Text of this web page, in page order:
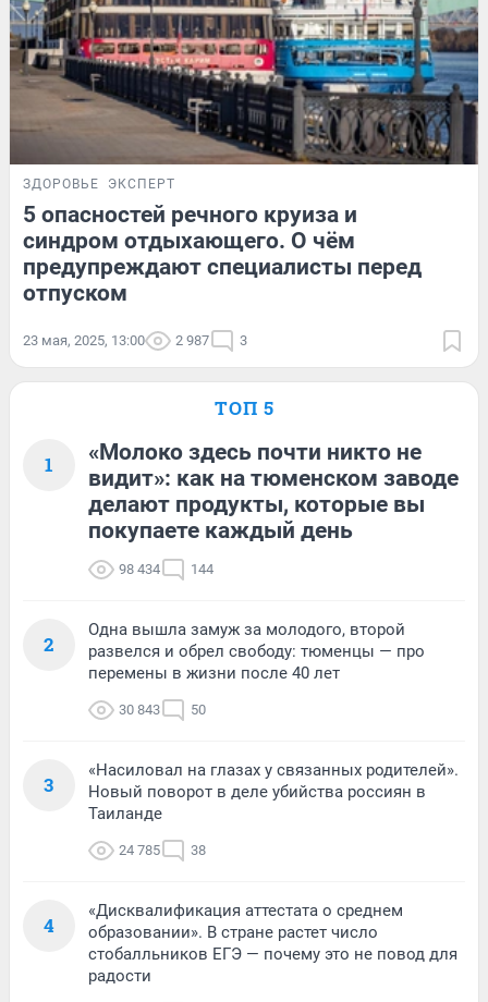
ЗДОРОВЬЕ ЭКСПЕРТ
5 опасностей речного круиза и
синдром отдыхающего. О чём
предупреждают специалисты перед
отпуском
23 мая, 2025, 13:00 2 987 3
ТОП 5
1
«Молоко здесь почти никто не
видит»: как на тюменском заводе
делают продукты, которые вы
покупаете каждый день
98 434 144
2
Одна вышла замуж за молодого, второй
развелся и обрел свободу: тюменцы — про
перемены в жизни после 40 лет
30 843 50
3
«Насиловал на глазах у связанных родителей».
Новый поворот в деле убийства россиян в
Таиланде
24 785 38
4
«Дисквалификация аттестата о среднем
образовании». В стране растет число
стобалльников ЕГЭ — почему это не повод для
радости